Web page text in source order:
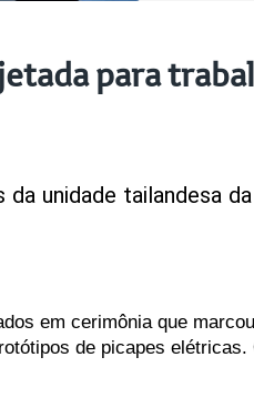
para
da unidade tailandesa da
em cerimônia que
de picapes